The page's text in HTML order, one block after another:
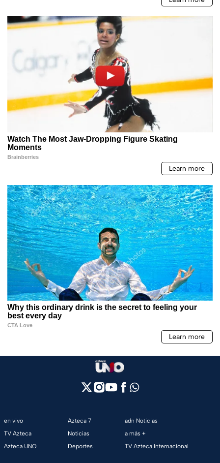
en vivo
TV Azteca
Azteca UNO
Azteca 7
Noticias
Deportes
adn Noticias
a más +
TV Azteca Internacional